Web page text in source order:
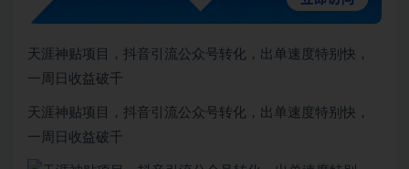
天涯神贴项目，抖音引流公众号转化，出单速度特别快，
一周日收益破千
天涯神贴项目，抖音引流公众号转化，出单速度特别快，
一周日收益破千